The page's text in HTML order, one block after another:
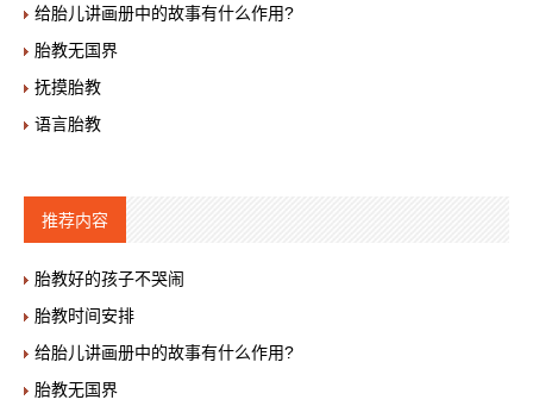
给胎儿讲画册中的故事有什么作用?
胎教无国界
抚摸胎教
语言胎教
推荐内容
胎教好的孩子不哭闹
胎教时间安排
给胎儿讲画册中的故事有什么作用?
胎教无国界